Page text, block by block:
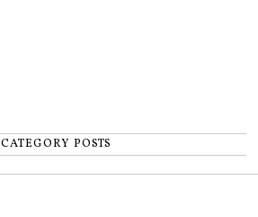
CATEGORY POSTS